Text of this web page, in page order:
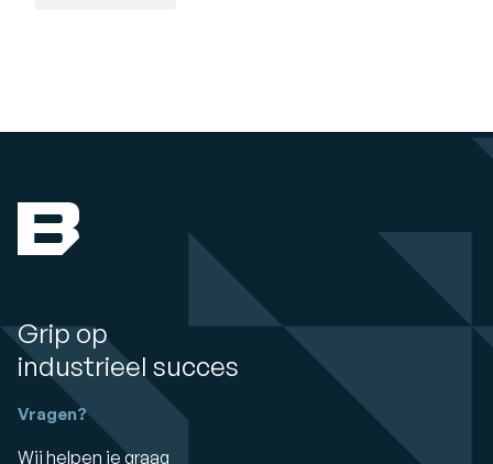
Grip op
industrieel succes
Vragen?
Wij helpen je graag